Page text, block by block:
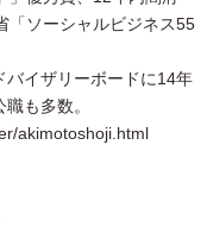
「ソーシャルビジネス55
バイザリーボードに14年
も多数。
akimotoshoji.html